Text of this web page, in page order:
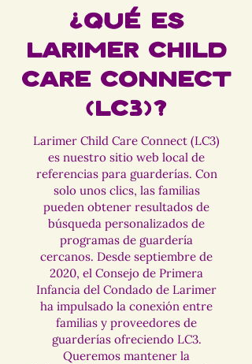
¿Qué es
Larimer Child
Care Connect
(LC3)?
Larimer Child Care Connect (LC3)
es nuestro sitio web local de
referencias para guarderías. Con
solo unos clics, las familias
pueden obtener resultados de
búsqueda personalizados de
programas de guardería
cercanos. Desde septiembre de
2020, el Consejo de Primera
Infancia del Condado de Larimer
ha impulsado la conexión entre
familias y proveedores de
guarderías ofreciendo LC3.
Queremos mantener la